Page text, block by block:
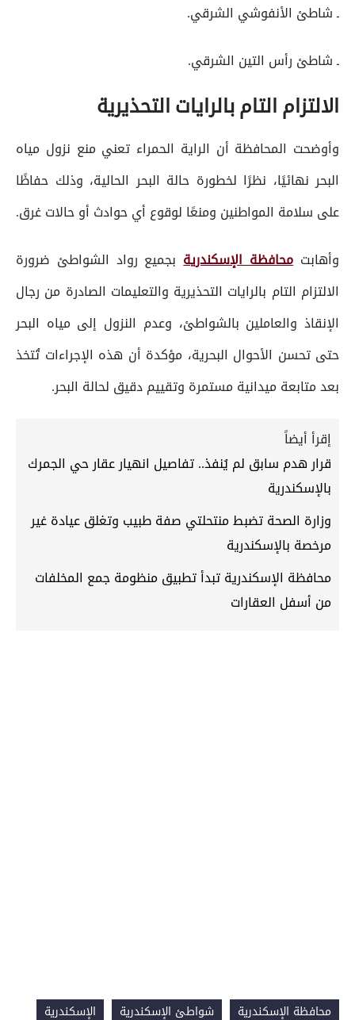
ـ شاطئ الأنفوشي الشرقي.
ـ شاطئ رأس التين الشرقي.
الالتزام التام بالرايات التحذيرية
وأوضحت المحافظة أن الراية الحمراء تعني منع نزول مياه
البحر نهائيًا، نظرًا لخطورة حالة البحر الحالية، وذلك حفاظًا
على سلامة المواطنين ومنعًا لوقوع أي حوادث أو حالات غرق.
وأهابتمحافظة الإسكندريةبجميع رواد الشواطئ ضرورة
الالتزام التام بالرايات التحذيرية والتعليمات الصادرة من رجال
الإنقاذ والعاملين بالشواطئ، وعدم النزول إلى مياه البحر
حتى تحسن الأحوال البحرية، مؤكدة أن هذه الإجراءات تُتخذ
بعد متابعة ميدانية مستمرة وتقييم دقيق لحالة البحر.
إقرأ أيضاً
قرار هدم سابق لم يُنفذ.. تفاصيل انهيار عقار حي الجمرك
بالإسكندرية
وزارة الصحة تضبط منتحلتي صفة طبيب وتغلق عيادة غير
مرخصة بالإسكندرية
محافظة الإسكندرية تبدأ تطبيق منظومة جمع المخلفات
من أسفل العقارات
محافظة الإسكندرية شواطئ الإسكندرية الإسكندرية